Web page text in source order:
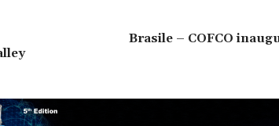
Brasile – COFCO